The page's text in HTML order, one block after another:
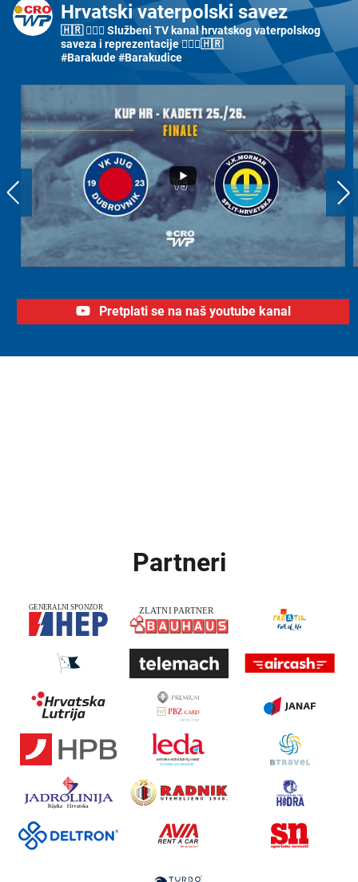
Hrvatski vaterpolski savez
🇭🇷 🤽🏼‍♂️ Službeni TV kanal hrvatskog vaterpolskog
saveza i reprezentacije 🤽🏼‍♀️🇭🇷
#Barakude #Barakudice
Pretplati se na naš youtube kanal
Partneri